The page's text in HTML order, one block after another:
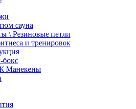
сауна
\ Резиновые петли
и тренировок
бокс
Манекены